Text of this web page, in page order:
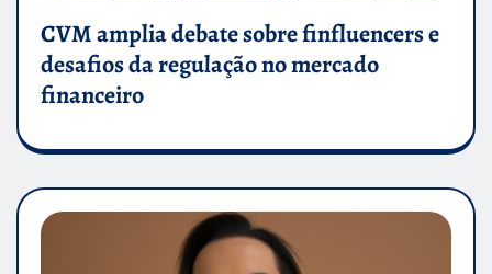
CVM amplia debate sobre finfluencers e
desafios da regulação no mercado
financeiro